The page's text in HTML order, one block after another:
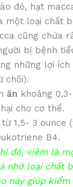
đó, hạt
một loại chất
cũng chứa
bị bệnh
những lợi ích
chối).
ăn khoảng
cho cơ thể.
từ 1,5- 3 ounce
B4.
đó, viêm là
nhờ loại chất
này giúp